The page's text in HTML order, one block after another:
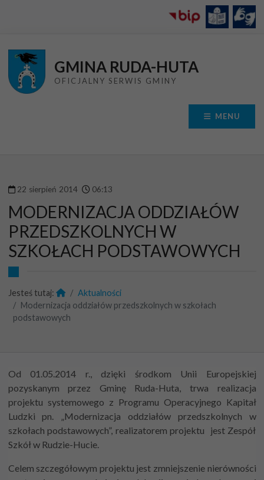
GMINA RUDA-HUTA
OFICJALNY SERWIS GMINY
MENU
22 sierpień 2014 06:13
MODERNIZACJA ODDZIAŁÓW
PRZEDSZKOLNYCH W
SZKOŁACH PODSTAWOWYCH
Jesteś tutaj:
Aktualności
Modernizacja oddziałów przedszkolnych w szkołach
podstawowych
Od 01.05.2014 r., dzięki środkom Unii Europejskiej
pozyskanym przez Gminę Ruda-Huta, trwa realizacja
projektu systemowego z Programu Operacyjnego Kapitał
Ludzki pn. „Modernizacja oddziałów przedszkolnych w
szkołach podstawowych”, realizatorem projektu jest Zespół
Szkół w Rudzie-Hucie.
Celem szczegółowym projektu jest zmniejszenie nierówności